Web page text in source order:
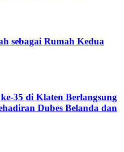
sebagai Rumah Kedua
35 di Klaten Berlangsung
Dubes Belanda dan